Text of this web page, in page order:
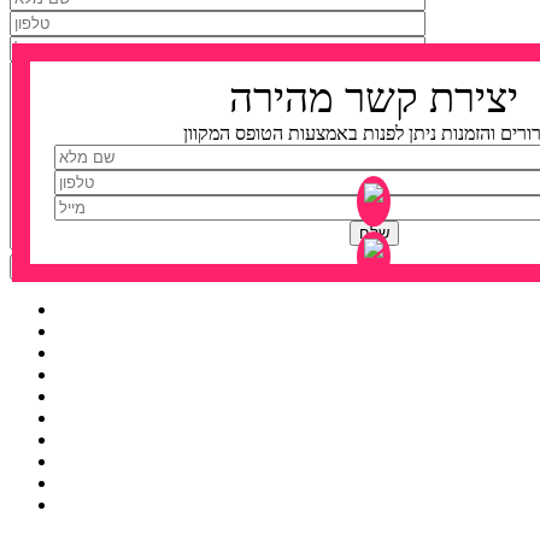
יצירת קשר מהירה
והזמנות ניתן לפנות באמצעות הטופס המקוון